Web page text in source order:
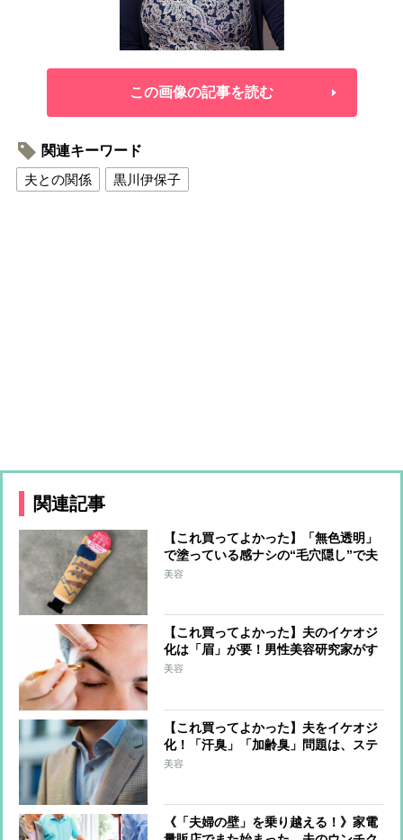
この画像の記事を読む
関連キーワード
夫との関係
黒川伊保子
関連記事
【これ買ってよかった】「無色透明」
で塗っている感ナシの“毛穴隠し”で夫
がイケオジに！男性美容研究家がすす
美容
【これ買ってよかった】夫のイケオジ
化は「眉」が要！男性美容研究家がす
すめる美眉キープの簡単スタイリング
美容
【これ買ってよかった】夫をイケオジ
化！「汗臭」「加齢臭」問題は、ステ
ィックタイプの男性用制汗剤で対策
美容
《「夫婦の壁」を乗り越える！》家電